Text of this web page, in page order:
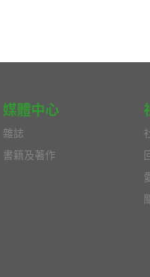
媒體中心
雜誌
書籍及著作